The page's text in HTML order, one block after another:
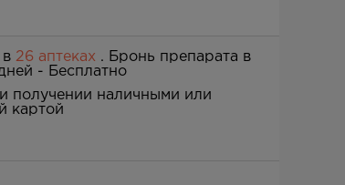
в 26 аптеках . Бронь препарата в
- Бесплатно
получении наличными или
картой